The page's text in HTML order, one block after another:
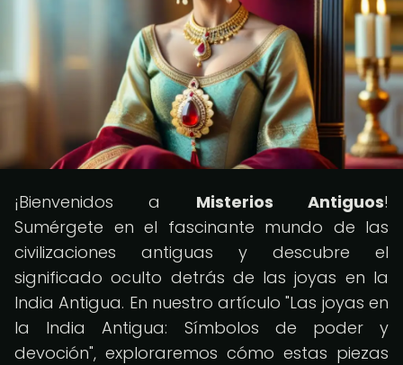
¡Bienvenidos a Misterios Antiguos!
Sumérgete en el fascinante mundo de las
civilizaciones antiguas y descubre el
significado oculto detrás de las joyas en la
India Antigua. En nuestro artículo "Las joyas en
la India Antigua: Símbolos de poder y
devoción", exploraremos cómo estas piezas